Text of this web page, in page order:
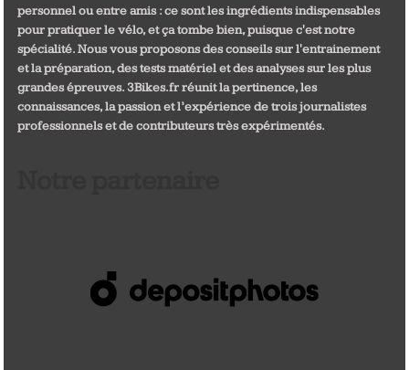
personnel ou entre amis : ce sont les ingrédients indispensables
pour pratiquer le vélo, et ça tombe bien, puisque c'est notre
spécialité. Nous vous proposons des conseils sur l'entrainement
et la préparation, des tests matériel et des analyses sur les plus
grandes épreuves. 3Bikes.fr réunit la pertinence, les
connaissances, la passion et l’expérience de trois journalistes
professionnels et de contributeurs très expérimentés.